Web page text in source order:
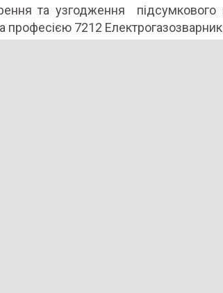
та узгодження підсумкового
професією 7212